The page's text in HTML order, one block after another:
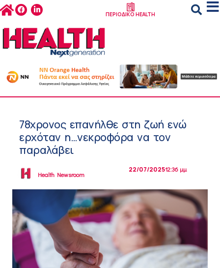
ΠΕΡΙΟΔΙΚΟ HEALTH
78χρονος επανήλθε στη ζωή ενώ
ερχόταν η…νεκροφόρα να τον
παραλάβει
Health Newsroom
22/07/202512:36 μμ